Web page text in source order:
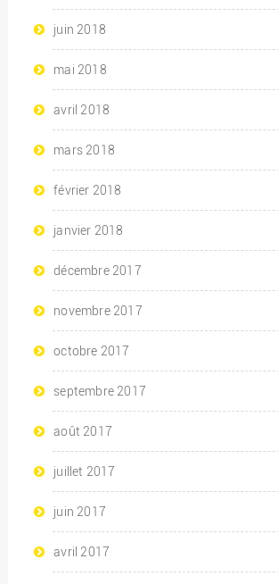
juin 2018
mai 2018
avril 2018
mars 2018
février 2018
janvier 2018
décembre 2017
novembre 2017
octobre 2017
septembre 2017
août 2017
juillet 2017
juin 2017
avril 2017